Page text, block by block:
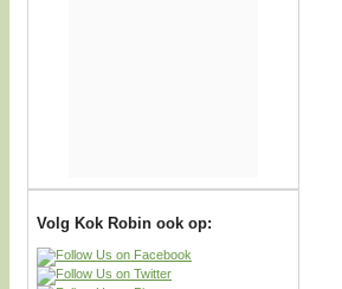
Volg Kok Robin ook op: